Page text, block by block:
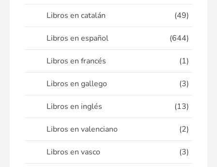
Libros en catalán (49)
Libros en español (644)
Libros en francés (1)
Libros en gallego (3)
Libros en inglés (13)
Libros en valenciano (2)
Libros en vasco (3)